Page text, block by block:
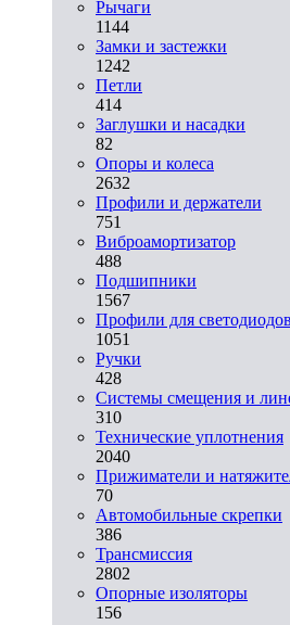
Рычаги
1144
Замки и застежки
1242
Петли
414
Заглушки и насадки
82
Опоры и колеса
2632
Профили и держатели
751
Виброамортизатор
488
Подшипники
1567
Профили для светодиодов
1051
Ручки
428
Системы смещения и
310
Технические уплотнения
2040
Прижиматели и
70
Автомобильные скрепки
386
Трансмиссия
2802
Опорные изоляторы
156